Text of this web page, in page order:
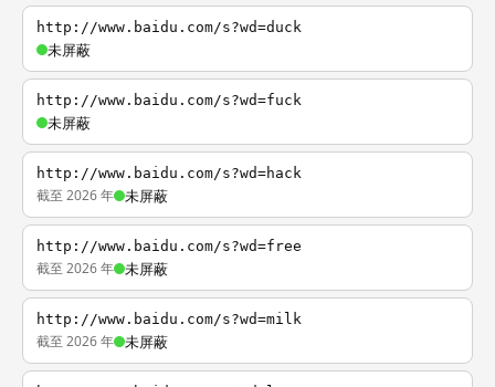
http://www.baidu.com/s?wd=duck
未屏蔽
http://www.baidu.com/s?wd=fuck
未屏蔽
http://www.baidu.com/s?wd=hack
截至 2026 年 未屏蔽
http://www.baidu.com/s?wd=free
截至 2026 年 未屏蔽
http://www.baidu.com/s?wd=milk
截至 2026 年 未屏蔽